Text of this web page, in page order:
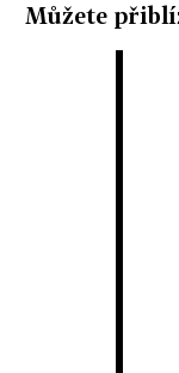
Můžete